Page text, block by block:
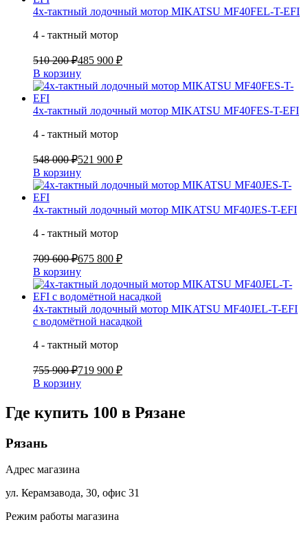
4х-тактный лодочный мотор MIKATSU MF40FEL-T-EFI
4 - тактный мотор
510 200 ₽485 900 ₽
В корзину
4х-тактный лодочный мотор MIKATSU MF40FES-T-EFI
4 - тактный мотор
548 000 ₽521 900 ₽
В корзину
4х-тактный лодочный мотор MIKATSU MF40JES-T-EFI
4 - тактный мотор
709 600 ₽675 800 ₽
В корзину
4х-тактный лодочный мотор MIKATSU MF40JEL-T-EFI
с водомётной насадкой
4 - тактный мотор
755 900 ₽719 900 ₽
В корзину
Где купить 100 в Рязане
Рязань
Адрес магазина
ул. Керамзавода, 30, офис 31
Режим работы магазина